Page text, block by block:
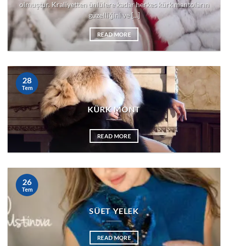
olmuştur. Kraliyetten ünlülere kadar herkes kürk mantoların
güzelliğini ve [...]
READ MORE
KÜRK MONT
READ MORE
28
Tem
SÜET YELEK
READ MORE
26
Tem